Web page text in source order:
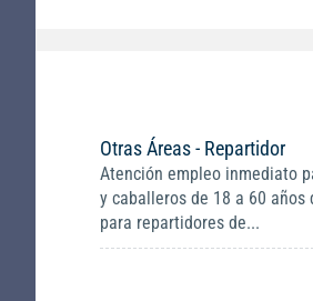
Otras Áreas - Repartidor
Atención empleo inmediato
y caballeros de 18 a 60 años
para repartidores de...